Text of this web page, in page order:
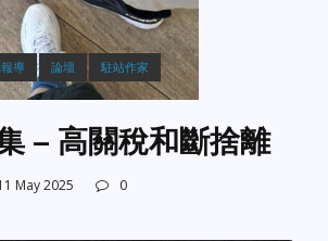
導 論壇 駐站作家
– 高關稅和斷捨離
May 2025 0